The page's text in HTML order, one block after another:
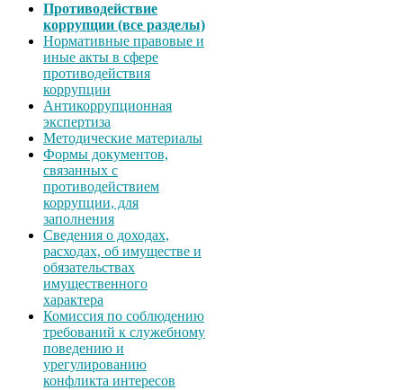
Противодействие
коррупции (все разделы)
Нормативные правовые и
иные акты в сфере
противодействия
коррупции
Антикоррупционная
экспертиза
Методические материалы
Формы документов,
связанных с
противодействием
коррупции, для
заполнения
Сведения о доходах,
расходах, об имуществе и
обязательствах
имущественного
характера
Комиссия по соблюдению
требований к служебному
поведению и
урегулированию
конфликта интересов